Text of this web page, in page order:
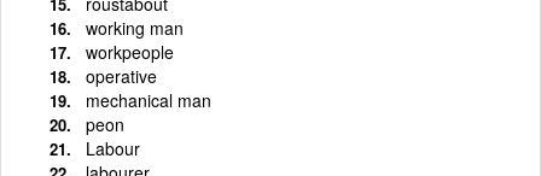
working man
workpeople
operative
mechanical man
peon
Labour